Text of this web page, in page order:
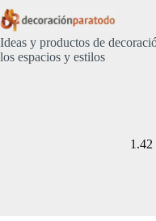
Saltar
al
contenido
Ideas y productos de
los espacios y estilos